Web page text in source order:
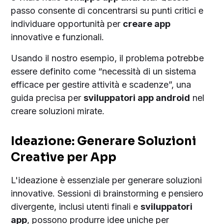
passo consente di concentrarsi su punti critici e
individuare opportunità per creare app
innovative e funzionali.
Usando il nostro esempio, il problema potrebbe
essere definito come “necessità di un sistema
efficace per gestire attività e scadenze”, una
guida precisa persviluppatori app android nel
creare soluzioni mirate.
Ideazione: Generare Soluzioni
Creative per App
L'ideazione è essenziale per generare soluzioni
innovative. Sessioni di brainstorming e pensiero
divergente, inclusi utenti finali esviluppatori
app, possono produrre idee uniche per